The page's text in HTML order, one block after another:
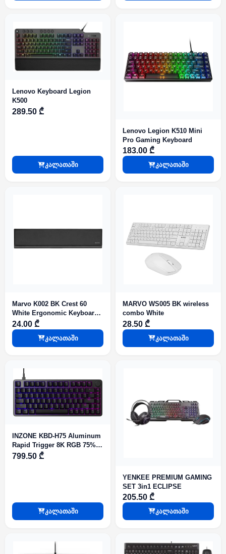
Lenovo Keyboard Legion
K500
289.50 ₾
კალათაში
Lenovo Legion K510 Mini
Pro Gaming Keyboard
183.00 ₾
კალათაში
Marvo K002 BK Crest 60
White Ergonomic Keyboard
Pad With Wrist Support,
Hidden Storage
Compartment
24.00 ₾
კალათაში
MARVO WS005 BK wireless
combo White
28.50 ₾
კალათაში
INZONE KBD-H75 Aluminum
Rapid Trigger 8K RGB 75%
Gaming Keyboard | Black
799.50 ₾
კალათაში
YENKEE PREMIUM GAMING
SET 3in1 ECLIPSE
205.50 ₾
კალათაში